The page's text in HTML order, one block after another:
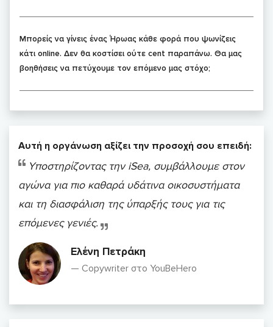
Μπορείς να γίνεις ένας Ήρωας κάθε φορά που ψωνίζεις
κάτι online. Δεν θα κοστίσει ούτε cent παραπάνω. Θα μας
βοηθήσεις να πετύχουμε τον επόμενο μας στόχο;
Αυτή η οργάνωση αξίζει την προσοχή σου επειδή:
Υποστηρίζοντας την iSea, συμβάλλουμε στον
αγώνα για πιο καθαρά υδάτινα οικοσυστήματα
και τη διασφάλιση της ύπαρξής τους για τις
επόμενες γενιές.
Ελένη Πετράκη
Copywriter στο YouBeHero